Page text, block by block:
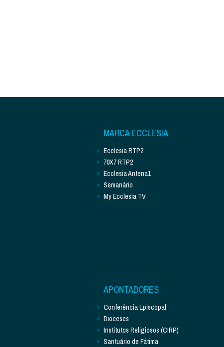
MARCA ECCLESIA
Ecclesia RTP2
70X7 RTP2
Ecclesia Antena1
Semanário
My Ecclesia TV
APONTADORES
Conferência Episcopal
Dioceses
Institutos Religiosos (CIRP)
Santuário de Fátima